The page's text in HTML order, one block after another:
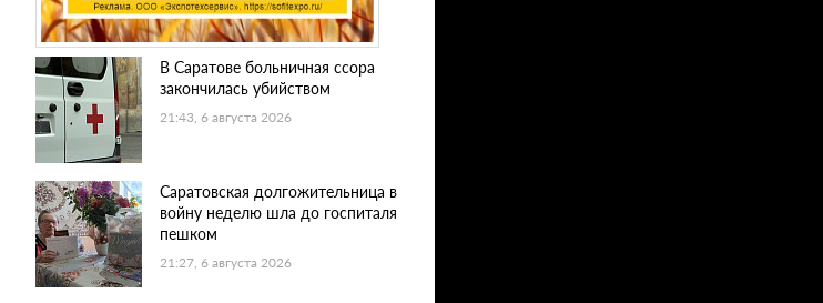
В Саратове больничная ссора
закончилась убийством
21:43, 6 августа 2026
Саратовская долгожительница в
войну неделю шла до госпиталя
пешком
21:27, 6 августа 2026